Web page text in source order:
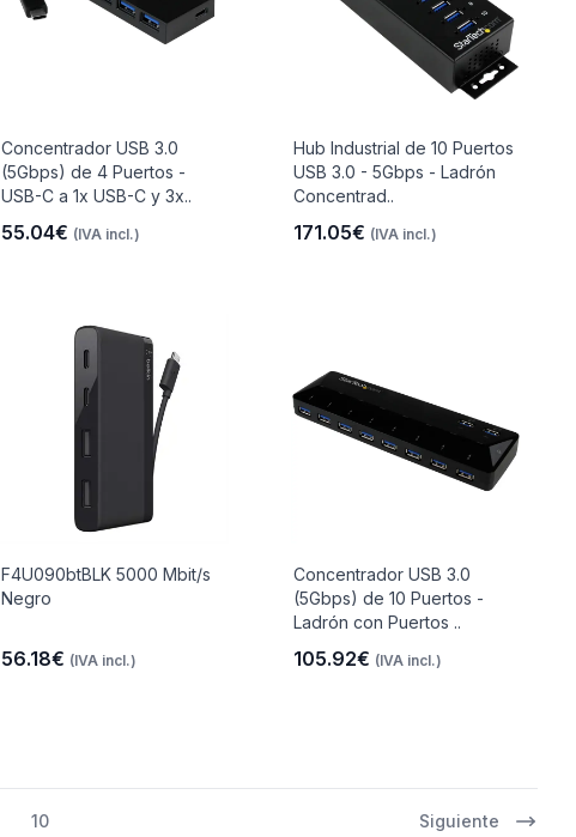
Concentrador USB 3.0
(5Gbps) de 4 Puertos -
USB-C a 1x USB-C y 3x..
55.04€ (IVA incl.)
Hub Industrial de 10 Puertos
USB 3.0 - 5Gbps - Ladrón
Concentrad..
171.05€ (IVA incl.)
F4U090btBLK 5000 Mbit/s
Negro
56.18€ (IVA incl.)
Concentrador USB 3.0
(5Gbps) de 10 Puertos -
Ladrón con Puertos ..
105.92€ (IVA incl.)
10 Siguiente